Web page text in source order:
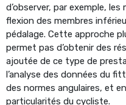
d’observer, par exemple,
flexion des membres
pédalage. Cette approche
permet pas d’obtenir des
ajoutée de ce type de
l’analyse des données du
des normes angulaires, et
particularités du cycliste.